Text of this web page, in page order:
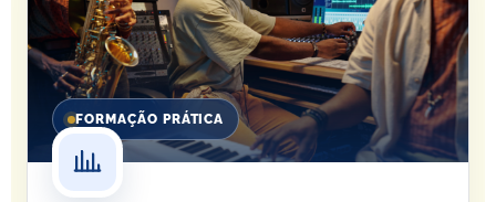
FORMAÇÃO PRÁTICA